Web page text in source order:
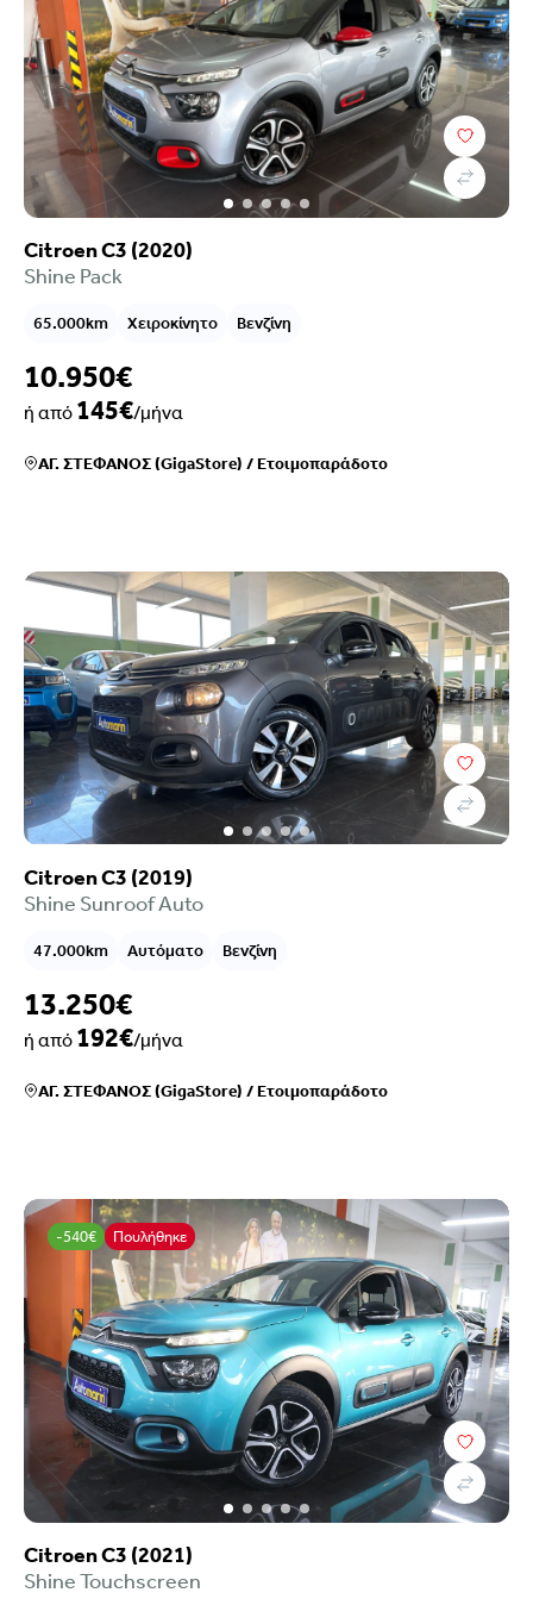
Citroen C3 (2020)
Shine Pack
65.000km Χειροκίνητο Βενζίνη
10.950€
ή από 145€/μήνα
ΑΓ. ΣΤΕΦΑΝΟΣ (GigaStore) /Ετοιμοπαράδοτο
Citroen C3 (2019)
Shine Sunroof Auto
47.000km Αυτόματο Βενζίνη
13.250€
ή από 192€/μήνα
ΑΓ. ΣΤΕΦΑΝΟΣ (GigaStore) /Ετοιμοπαράδοτο
-540€ Πουλήθηκε
Citroen C3 (2021)
Shine Touchscreen